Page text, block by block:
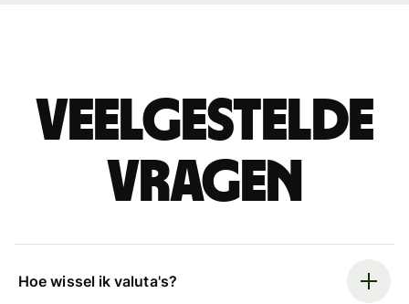
Veelgestelde
vragen
Hoe wissel ik valuta's?